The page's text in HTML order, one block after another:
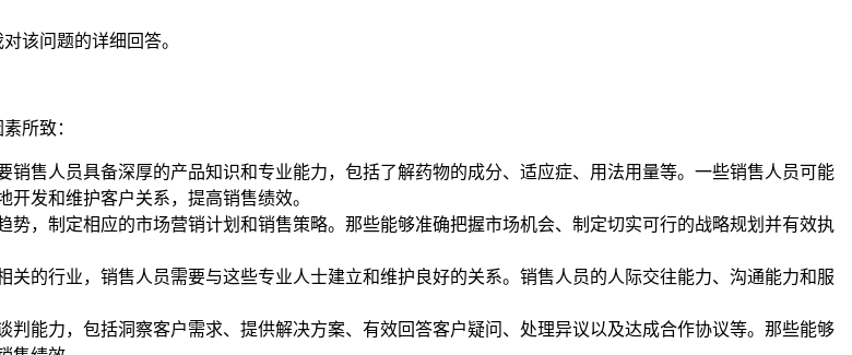
该问题的详细回答。
所致：
售人员具备深厚的产品知识和专业能力，包括了解药物的成分、适应症、用法用量等。一些销售人员可能
发和维护客户关系，提高销售绩效。
，制定相应的市场营销计划和销售策略。那些能够准确把握市场机会、制定切实可行的战略规划并有效执
的行业，销售人员需要与这些专业人士建立和维护良好的关系。销售人员的人际交往能力、沟通能力和服
能力，包括洞察客户需求、提供解决方案、有效回答客户疑问、处理异议以及达成合作协议等。那些能够